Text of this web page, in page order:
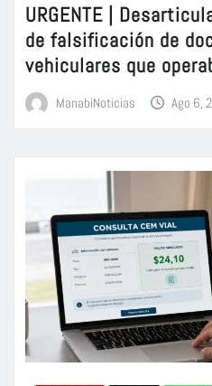
URGENTE |
de falsificación de
vehiculares que
ManabiNoticias Ago 6,